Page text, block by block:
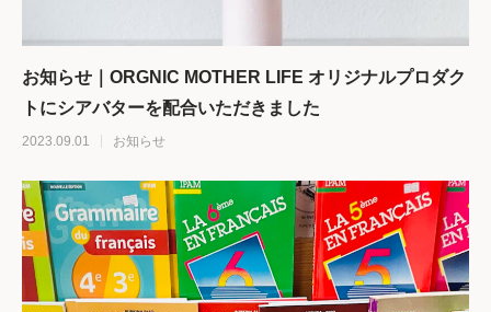
お知らせ｜ORGNIC MOTHER LIFE オリジナルプロダク
トにシアバターを配合いただきました
2023.09.01 お知らせ